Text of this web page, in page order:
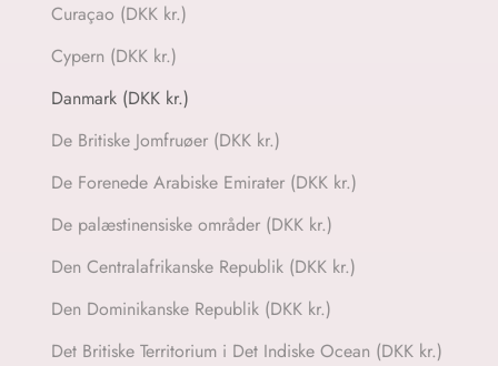
Curaçao (DKK kr.)
Cypern (DKK kr.)
Danmark (DKK kr.)
De Britiske Jomfruøer (DKK kr.)
De Forenede Arabiske Emirater (DKK kr.)
De palæstinensiske områder (DKK kr.)
Den Centralafrikanske Republik (DKK kr.)
Den Dominikanske Republik (DKK kr.)
Det Britiske Territorium i Det Indiske Ocean (DKK kr.)